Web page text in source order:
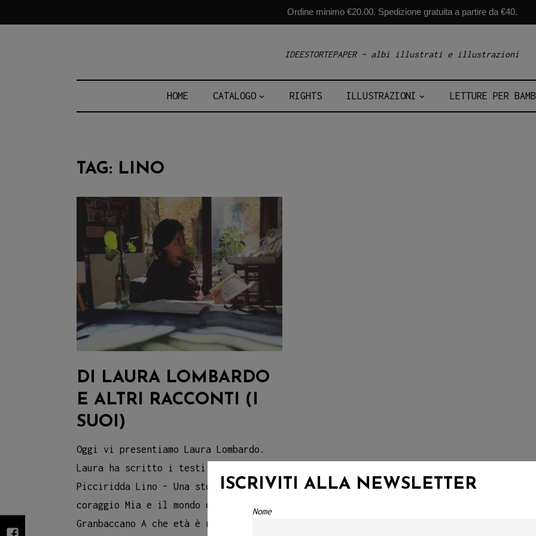
Ordine minimo €20.00. Spedizione gratuita a partire da €40.
IDEESTORTEPAPER – albi illustrati e illustrazioni
HOME CATALOGO RIGHTS ILLUSTRAZIONI LETTURE PER
TAG: LINO
DI LAURA LOMBARDO
E ALTRI RACCONTI (I
SUOI)
Oggi vi presentiamo Laura Lombardo.
Laura ha scritto i testi di: Rosalia
Picciridda Lino – Una storia di
coraggio Mia e il mondo di carta
Granbaccano A che età è nata la tua
ISCRIVITI ALLA NEWSLETTER
Nome